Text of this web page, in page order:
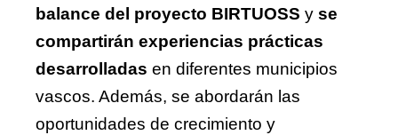
balance del proyecto BIRTUOSS y se
compartirán experiencias prácticas
desarrolladas en diferentes municipios
vascos. Además, se abordarán las
oportunidades de crecimiento y